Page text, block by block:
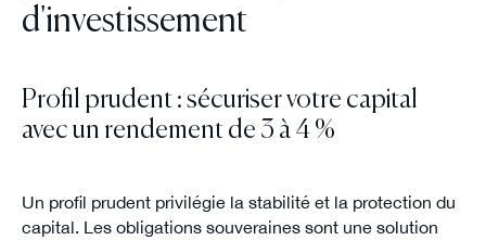
d'investissement
Profil prudent : sécuriser votre capital
avec un rendement de 3 à 4 %
Un profil prudent privilégie la stabilité et la protection du
capital. Les obligations souveraines sont une solution